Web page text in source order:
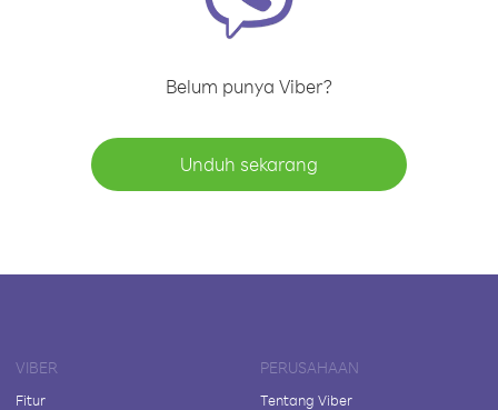
Belum punya Viber?
Unduh sekarang
VIBER
Fitur
PERUSAHAAN
Tentang Viber